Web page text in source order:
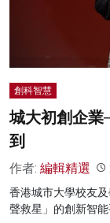
創科智慧
城大初創企
到
作者: 編輯精選
香港城市大學校友
聲救星」的創新智